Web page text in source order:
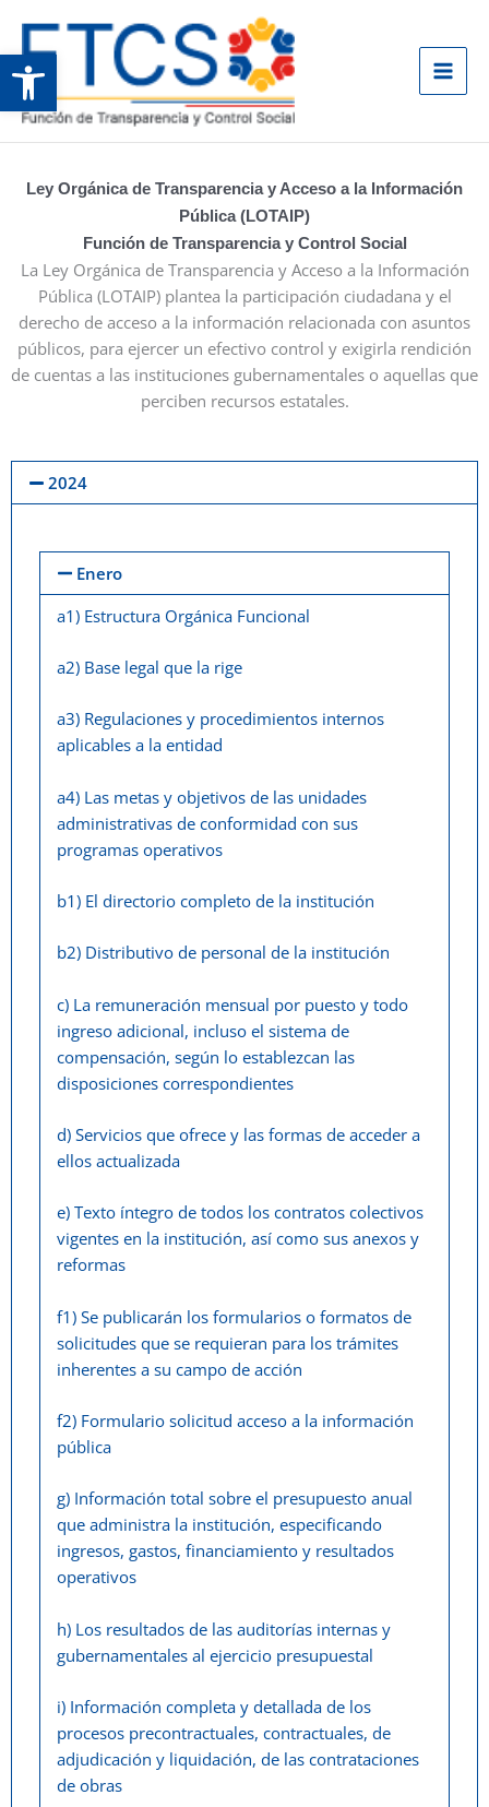
Abrir barra de herramientas
contenido
Ley Orgánica de Transparencia y Acceso a la Información
Pública (LOTAIP)
Función de Transparencia y Control Social
La Ley Orgánica de Transparencia y Acceso a la Información
Pública (LOTAIP) plantea la participación ciudadana y el
derecho de acceso a la información relacionada con asuntos
públicos, para ejercer un efectivo control y exigirla rendición
de cuentas a las instituciones gubernamentales o aquellas que
perciben recursos estatales.
2024
Enero
a1) Estructura Orgánica Funcional
a2) Base legal que la rige
a3) Regulaciones y procedimientos internos
aplicables a la entidad
a4) Las metas y objetivos de las unidades
administrativas de conformidad con sus
programas operativos
b1) El directorio completo de la institución
b2) Distributivo de personal de la institución
c) La remuneración mensual por puesto y todo
ingreso adicional, incluso el sistema de
compensación, según lo establezcan las
disposiciones correspondientes
d) Servicios que ofrece y las formas de acceder a
ellos actualizada
e) Texto íntegro de todos los contratos colectivos
vigentes en la institución, así como sus anexos y
reformas
f1) Se publicarán los formularios o formatos de
solicitudes que se requieran para los trámites
inherentes a su campo de acción
f2) Formulario solicitud acceso a la información
pública
g) Información total sobre el presupuesto anual
que administra la institución, especificando
ingresos, gastos, financiamiento y resultados
operativos
h) Los resultados de las auditorías internas y
gubernamentales al ejercicio presupuestal
i) Información completa y detallada de los
procesos precontractuales, contractuales, de
adjudicación y liquidación, de las contrataciones
de obras